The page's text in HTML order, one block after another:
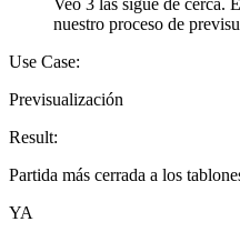
nuestro proceso de
Use Case:
Previsualización
Result:
Partida más cerrada a los
YA